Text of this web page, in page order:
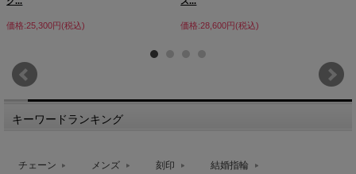
価格:25,300円(税込) 価格:28,600円(税込)
キーワードランキング
チェーン メンズ 刻印 結婚指輪